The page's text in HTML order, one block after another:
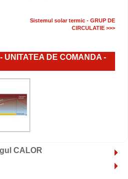
Sistemul solar termic - GRUP DE
CIRCULATIE >>>
DE COMANDA -
CALOR